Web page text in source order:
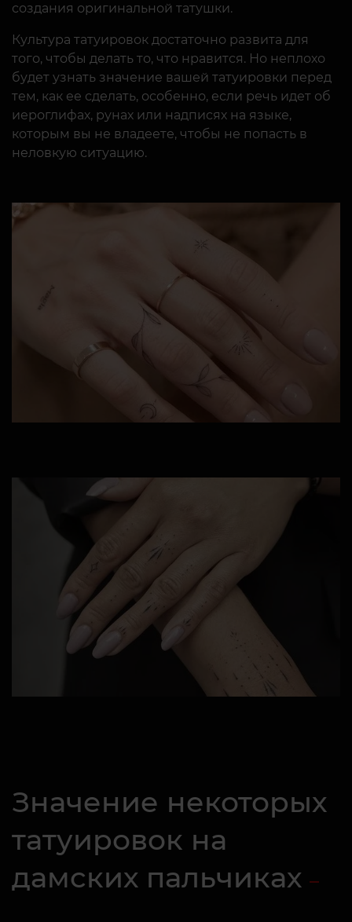
создания оригинальной татушки.
Культура татуировок достаточно развита для
того, чтобы делать то, что нравится. Но неплохо
будет узнать значение вашей татуировки перед
тем, как ее сделать, особенно, если речь идет об
иероглифах, рунах или надписях на языке,
которым вы не владеете, чтобы не попасть в
неловкую ситуацию.
Значение некоторых
татуировок на
дамских пальчиках